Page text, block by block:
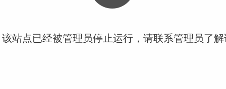
站点已经被管理员停止运行，请联系管理员了